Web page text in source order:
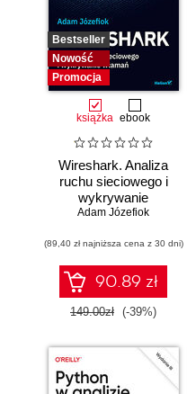
Bestseller
Nowość
Promocja
książka ebook
Wireshark. Analiza
ruchu sieciowego i
wykrywanie
włamań
Adam Józefiok
(89,40 zł najniższa cena z 30 dni)
90.89 zł
149.00zł (-39%)